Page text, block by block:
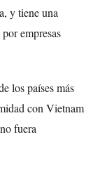
y tiene una
empresas
los países más
con Vietnam
fuera